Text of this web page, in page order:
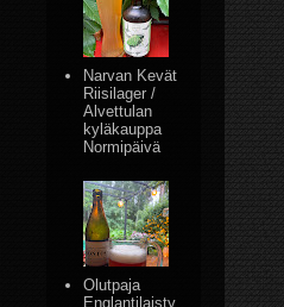
Narvan Kevät
Riisilager /
Alvettulan
kyläkauppa
Normipäivä
Olutpaja
Englantilaisty